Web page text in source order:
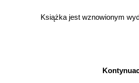
Książka jest wznowionym